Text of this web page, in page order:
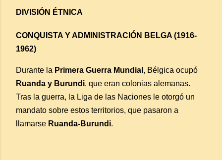
DIVISIÓN ÉTNICA
CONQUISTA Y ADMINISTRACIÓN BELGA (1916-
1962)
Durante la Primera Guerra Mundial , Bélgica ocupó
Ruanda y Burundi, que eran colonias alemanas.
Tras la guerra, la Liga de las Naciones le otorgó un
mandato sobre estos territorios, que pasaron a
llamarse Ruanda-Burundi.